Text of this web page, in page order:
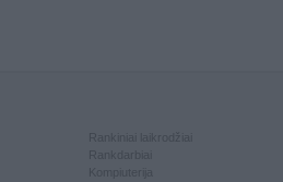
Kompiuterija